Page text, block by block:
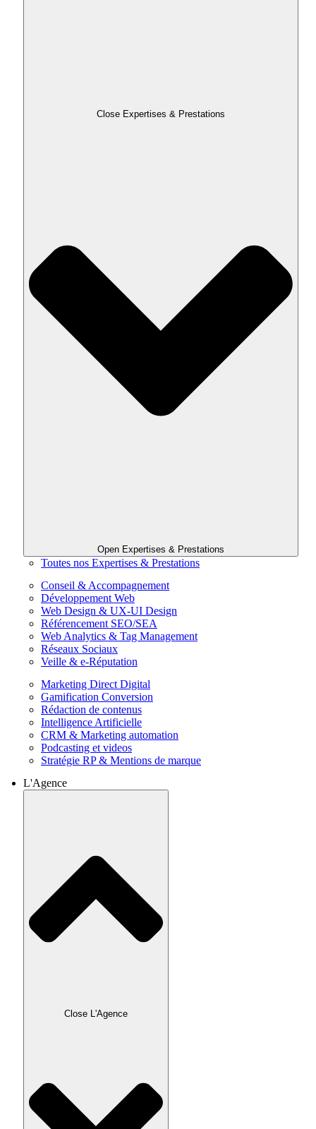
Close Expertises & Prestations
Open Expertises & Prestations
Toutes nos Expertises & Prestations
Conseil & Accompagnement
Développement Web
Web Design & UX-UI Design
Référencement SEO/SEA
Web Analytics & Tag Management
Réseaux Sociaux
Veille & e-Réputation
Marketing Direct Digital
Gamification Conversion
Rédaction de contenus
Intelligence Artificielle
CRM & Marketing automation
Podcasting et videos
Stratégie RP & Mentions de marque
L'Agence
Close L'Agence